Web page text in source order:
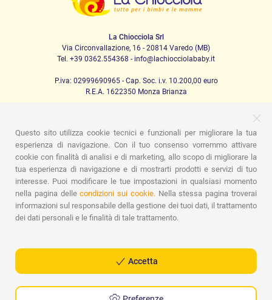
La Chiocciola Srl
Via Circonvallazione, 16 - 20814 Varedo (MB)
Tel. +39 0362.554368 - info@lachiocciolababy.it
P.iva: 02999690965 - Cap. Soc. i.v. 10.200,00 euro
R.E.A. 1622350 Monza Brianza
PRODOTTI
Passeggio
Seggiolini Auto A casa Pappa
Nanna
Igiene
Mamma e bebè Abbigliamento Gioco
Gift card
Kit baby set
Idee regalo Camerette
Promozioni
Promozioni
Marchi
ASSISTENZA
Cookie Policy
Questo sito utilizza cookie tecnici e funzionali per migliorare la tua
esperienza di navigazione. Con il tuo consenso vorremmo attivare
cookie con finalità di analisi e di marketing, allo scopo di migliorare la
tua esperienza di navigazione e di mostrarti prodotti e servizi di tuo
interesse. Puoi modificare le tue impostazioni in qualsiasi momento
nella pagina dellecondizioni sui cookie.Nella stessa pagina troverai
informazioni sul responsabile della gestione dei tuoi dati, il trattamento
dei dati personali e le finalità di tale trattamento.
Accetta